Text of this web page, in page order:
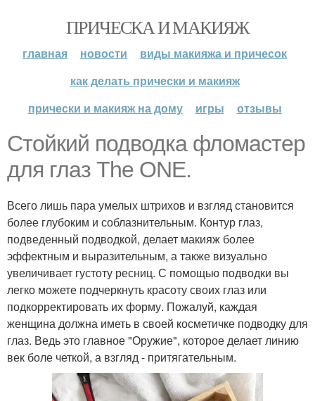
ПРИЧЕСКА И МАКИЯЖ
главная новости
виды макияжа и причесок
как делать прически и макияж
прически и макияж на дому
игры отзывы
Стойкий подводка фломастер
для глаз The ONE.
Всего лишь пара умелых штрихов и взгляд становится
более глубоким и соблазнительным. Контур глаз,
подведенный подводкой, делает макияж более
эффектным и выразительным, а также визуально
увеличивает густоту ресниц. С помощью подводки вы
легко можете подчеркнуть красоту своих глаз или
подкорректировать их форму. Пожалуй, каждая
женщина должна иметь в своей косметичке подводку для
глаз. Ведь это главное "Оружие", которое делает линию
век боле четкой, а взгляд - притягательным.